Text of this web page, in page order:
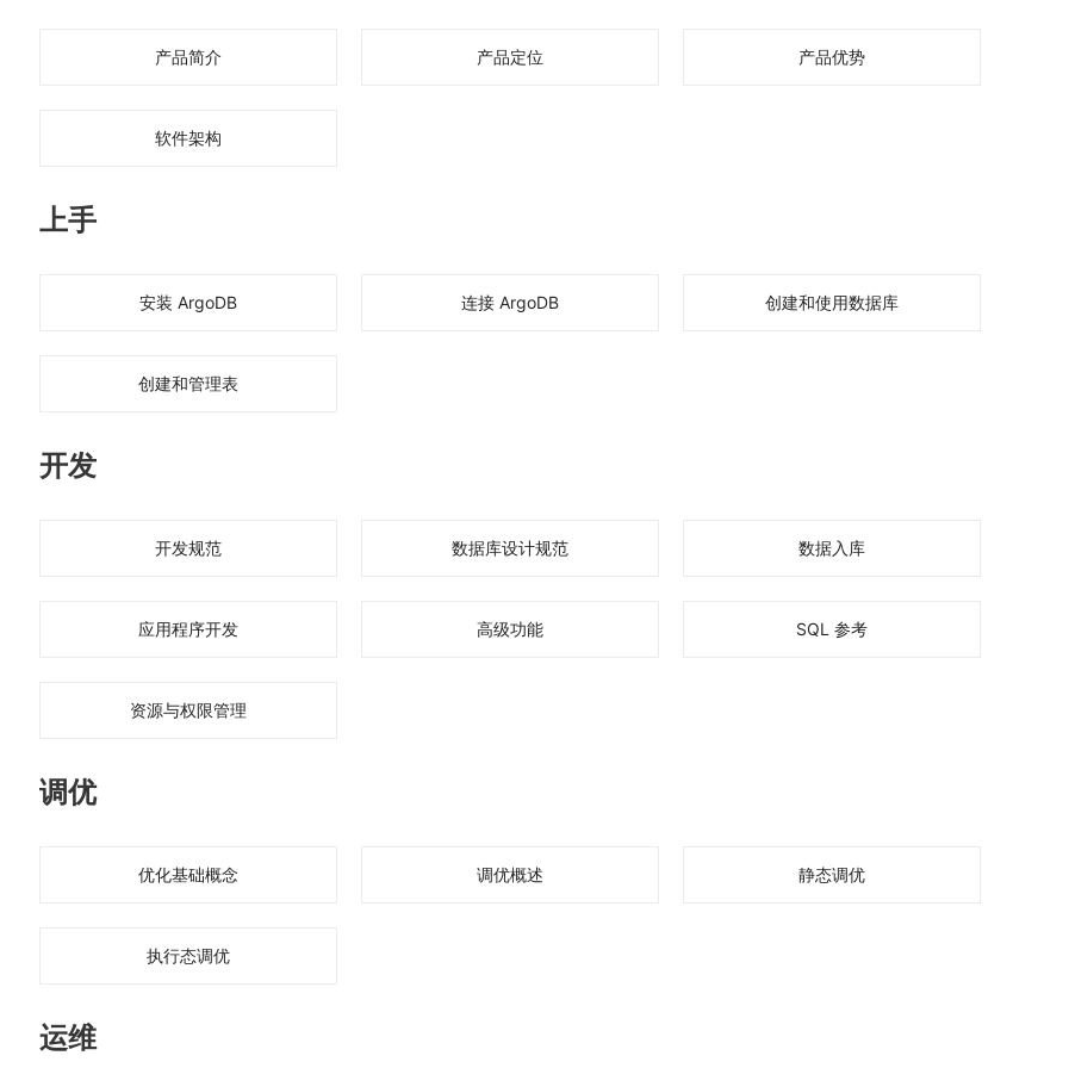
产品简介 产品定位 产品优势
软件架构
上手
安装 ArgoDB 连接 ArgoDB 创建和使用数据库
创建和管理表
开发
开发规范 数据库设计规范 数据入库
应用程序开发 高级功能 SQL 参考
资源与权限管理
调优
优化基础概念 调优概述 静态调优
执行态调优
运维